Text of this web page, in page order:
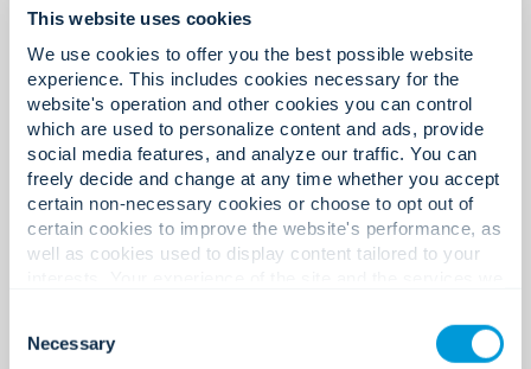
This website uses cookies
We use cookies to offer you the best possible website
experience. This includes cookies necessary for the
website's operation and other cookies you can control
which are used to personalize content and ads, provide
social media features, and analyze our traffic. You can
freely decide and change at any time whether you accept
certain non-necessary cookies or choose to opt out of
certain cookies to improve the website's performance, as
well as cookies used to display content tailored to your
cookies. Click "Show details" below for more information
about who we share your information with.
Selection
NecessaryGerente de socios de Harvest